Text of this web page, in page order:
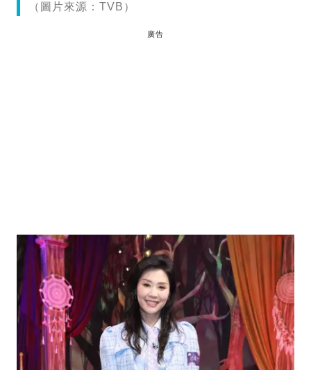
（圖片來源：TVB）
廣告